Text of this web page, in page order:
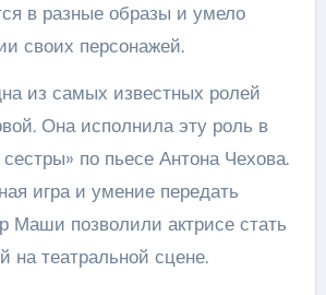
в разные образы и умело
своих персонажей.
из самых известных ролей
Она исполнила эту роль в
сестры» по пьесе Антона Чехова.
игра и умение передать
Маши позволили актрисе стать
на театральной сцене.